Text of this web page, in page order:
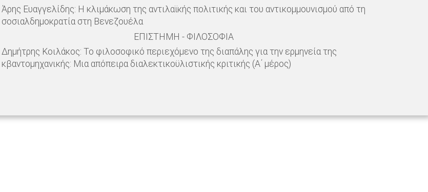
Άρης Ευαγγελίδης: Η κλιμάκωση της αντιλαϊκής πολιτικής και του αντικομμουνισμού από τη
σοσιαλδημοκρατία στη Βενεζουέλα
ΕΠΙΣΤΗΜΗ - ΦΙΛΟΣΟΦΙΑ
Δημήτρης Κοιλάκος: Το φιλοσοφικό περιεχόμενο της διαπάλης για την ερμηνεία της
κβαντομηχανικής: Μια απόπειρα διαλεκτικοϋλιστικής κριτικής (Α΄ μέρος)